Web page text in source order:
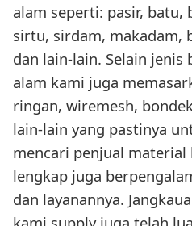
alam seperti: pasir, batu,
sirtu, sirdam, makadam,
dan lain-lain. Selain jenis
alam kami juga
ringan, wiremesh,
lain-lain yang pastinya
mencari penjual material
lengkap juga
dan layanannya.